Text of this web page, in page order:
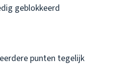
geblokkeerd
punten tegelijk